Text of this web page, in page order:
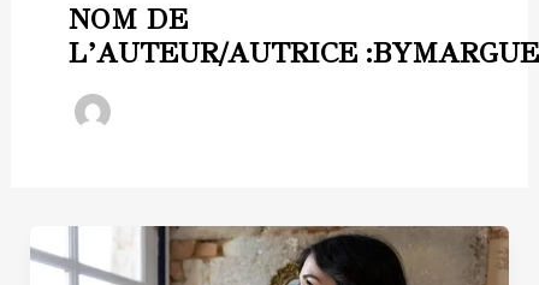
NOM DE
L’AUTEUR/AUTRICE